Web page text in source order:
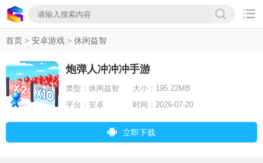

首页 > 安卓游戏 > 休闲益智
炮弹人冲冲冲手游
类型： 休闲益智 大小： 195.22MB
平台： 安卓 时间： 2026-07-20
立即下载